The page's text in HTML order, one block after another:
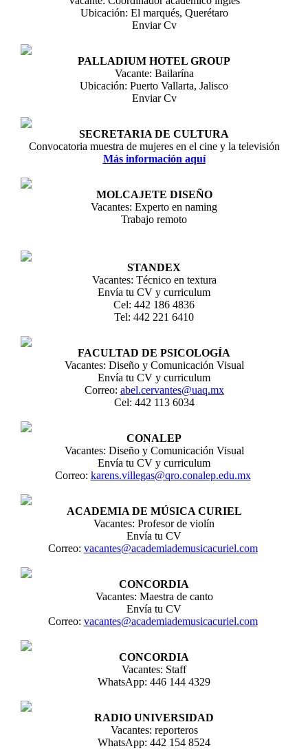
Ubicación: El marqués, Querétaro
Enviar Cv
PALLADIUM HOTEL GROUP
Vacante: Bailarína
Ubicación: Puerto Vallarta, Jalisco
Enviar Cv
SECRETARIA DE CULTURA
Convocatoria muestra de mujeres en el cine y la televisión
Más información aquí
MOLCAJETE DISEÑO
Vacantes: Experto en naming
Trabajo remoto
STANDEX
Vacantes: Técnico en textura
Envía tu CV y curriculum
Cel: 442 186 4836
Tel: 442 221 6410
FACULTAD DE PSICOLOGÍA
Vacantes: Diseño y Comunicación Visual
Envía tu CV y curriculum
Correo: abel.cervantes@uaq.mx
Cel: 442 113 6034
CONALEP
Vacantes: Diseño y Comunicación Visual
Envía tu CV y curriculum
Correo: karens.villegas@qro.conalep.edu.mx
ACADEMIA DE MÚSICA CURIEL
Vacantes: Profesor de violín
Envía tu CV
Correo: vacantes@academiademusicacuriel.com
CONCORDIA
Vacantes: Maestra de canto
Envía tu CV
Correo: vacantes@academiademusicacuriel.com
CONCORDIA
Vacantes: Staff
WhatsApp: 446 144 4329
RADIO UNIVERSIDAD
Vacantes: reporteros
WhatsApp: 442 154 8524